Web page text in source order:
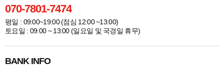
070-7801-7474
평일 : 09:00~19:00 (점심 12:00 ~13:00)
토요일 : 09:00 ~ 13:00 (일요일 및 국경일 휴무)
BANK INFO